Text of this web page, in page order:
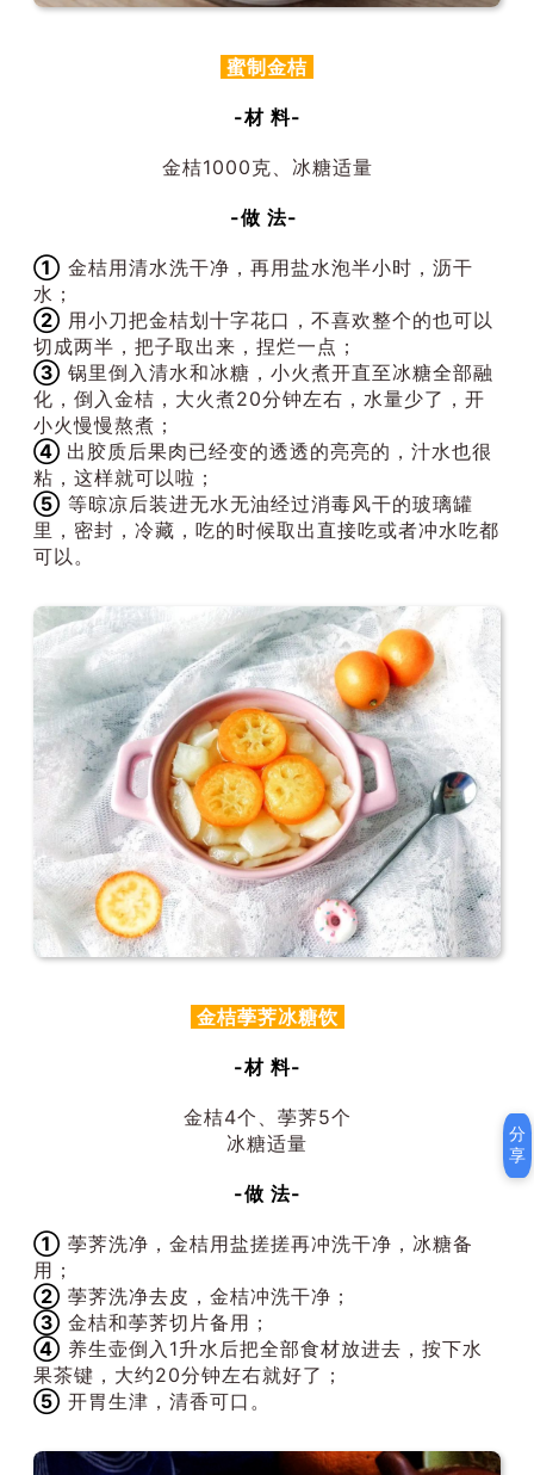
蜜制金桔
-材 料-
金桔1000克、冰糖适量
-做 法-
① 金桔用清水洗干净，再用盐水泡半小时，沥干
水；
② 用小刀把金桔划十字花口，不喜欢整个的也可以
切成两半，把子取出来，捏烂一点；
③ 锅里倒入清水和冰糖，小火煮开直至冰糖全部融
化，倒入金桔，大火煮20分钟左右，水量少了，开
小火慢慢熬煮；
④ 出胶质后果肉已经变的透透的亮亮的，汁水也很
粘，这样就可以啦；
⑤ 等晾凉后装进无水无油经过消毒风干的玻璃罐
里，密封，冷藏，吃的时候取出直接吃或者冲水吃都
可以。
金桔荸荠冰糖饮
-材 料-
金桔4个、荸荠5个
冰糖适量
-做 法-
① 荸荠洗净，金桔用盐搓搓再冲洗干净，冰糖备
用；
② 荸荠洗净去皮，金桔冲洗干净；
③ 金桔和荸荠切片备用；
④ 养生壶倒入1升水后把全部食材放进去，按下水
果茶键，大约20分钟左右就好了；
⑤ 开胃生津，清香可口。
分
享